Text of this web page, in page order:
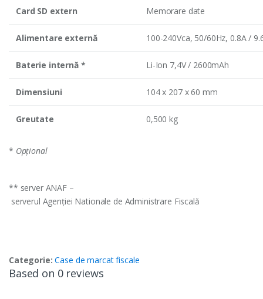
Card SD extern Memorare date
Alimentare externă 100-240Vca, 50/60Hz, 0.8A /
Baterie internă * Li-Ion 7,4V / 2600mAh
Dimensiuni 104 x 207 x 60 mm
Greutate 0,500 kg
* Opţional
** server ANAF –
serverul Agenţiei Nationale de Administrare Fiscală
Categorie:Case de marcat fiscale
Based on 0 reviews